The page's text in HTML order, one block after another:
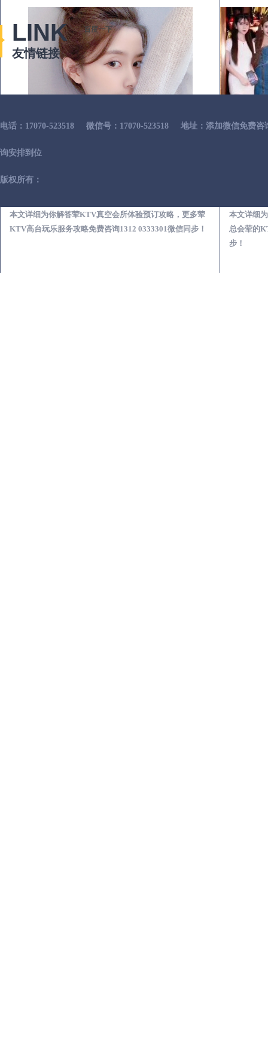
本文详细为你解答荤KTV真空会所体验预订攻略，更多荤
KTV高台玩乐服务攻略免费咨询1312 0333301微信同步！
本文详细
总会荤的
步！
LINK
友情链接
百度一下
电话：17070-523518 微信号：17070-523518 地址：添加微信免费
询安排到位
版权所有：